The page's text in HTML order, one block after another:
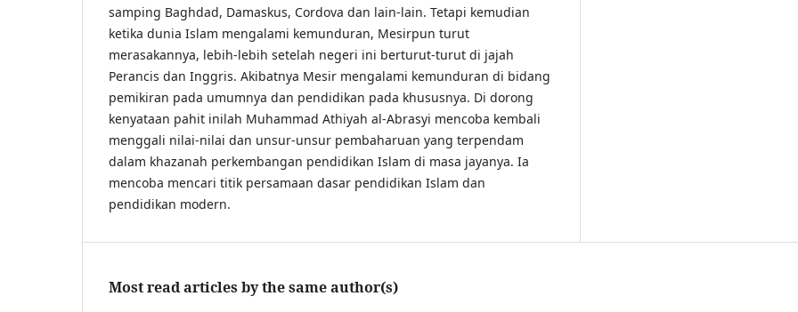
samping Baghdad, Damaskus, Cordova dan lain-lain. Tetapi kemudian
ketika dunia Islam mengalami kemunduran, Mesirpun turut
merasakannya, lebih-lebih setelah negeri ini berturut-turut di jajah
Perancis dan Inggris. Akibatnya Mesir mengalami kemunduran di bidang
pemikiran pada umumnya dan pendidikan pada khususnya. Di dorong
kenyataan pahit inilah Muhammad Athiyah al-Abrasyi mencoba kembali
menggali nilai-nilai dan unsur-unsur pembaharuan yang terpendam
dalam khazanah perkembangan pendidikan Islam di masa jayanya. Ia
mencoba mencari titik persamaan dasar pendidikan Islam dan
pendidikan modern.
Most read articles by the same author(s)